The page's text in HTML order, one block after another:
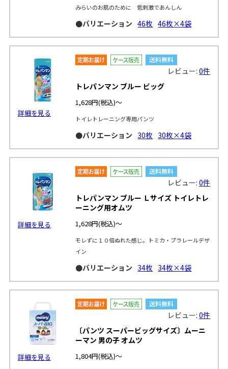
みらいのお肌のために 低刺激であんしん
●バリエーション 46枚 46枚×4袋
詳細を見る
レビュー:0件
トレパンマン ブルー ビッグ
1,628円(税込)～
トイレトレーニング専用パンツ
●バリエーション 30枚 30枚×4袋
詳細を見る
レビュー:0件
トレパンマン ブルー Ｌサイズ トイレトレ
ーニング用オムツ
1,628円(税込)～
モレずに１０倍ぬれた感じ。トミカ・プラレールデザ
イン
●バリエーション 34枚 34枚×4袋
詳細を見る
レビュー:0件
〔パンツ スーパービッグサイズ〕ムーニ
ーマン 男の子 オムツ
1,804円(税込)～